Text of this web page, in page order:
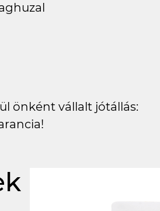
önként vállalt jótállás: